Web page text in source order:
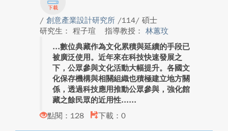
/ 創意產業設計研究所 /114/ 碩士
研究生： 程子瑄
指導教授： 林蕙玟
數位典藏作為文化累積與延續的手段已
被廣泛使用。近年來在科技快速發展之
下，公眾參與文化活動大幅提升。各國文
化保存機構與相關組織也積極建立地方關
係，透過科技應用推動公眾參與，強化館
藏之餘民眾的近用性...
點閱：128
下載：0